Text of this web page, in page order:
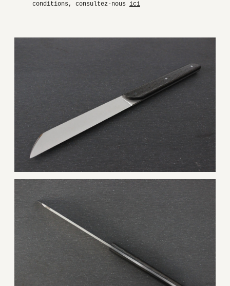
conditions, consultez-nous ici